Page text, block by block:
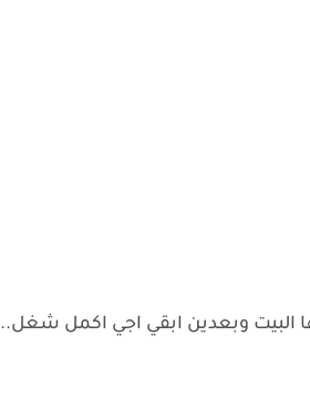
البيت وبعدين ابقي اجي اكمل شغل..